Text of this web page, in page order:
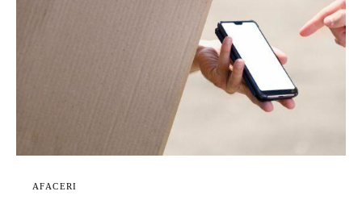
AFACERI